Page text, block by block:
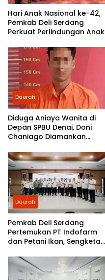
Hari Anak Nasional ke-42,
Pemkab Deli Serdang
Perkuat Perlindungan Anak
Daerah
Diduga Aniaya Wanita di
Depan SPBU Denai, Doni
Chaniago Diamankan
Daerah
Pemkab Deli Serdang
Pertemukan PT Indofarm
dan Petani Ikan, Sengketa